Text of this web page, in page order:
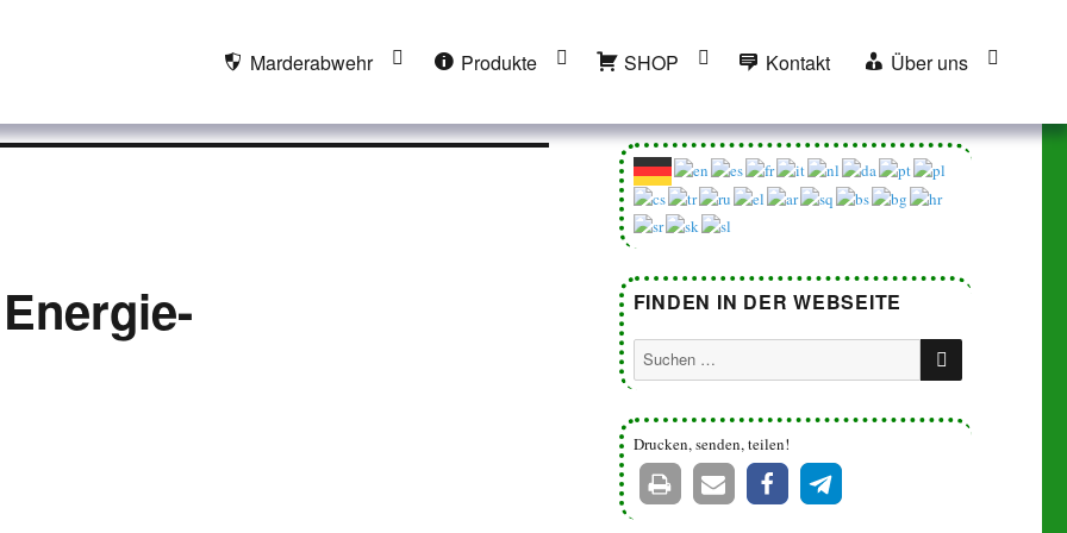
Marderabwehr Produkte SHOP Kontakt Über uns
FINDEN IN DER WEBSEITE
Suchen
nach:
SUCHEN
Drucken, senden, teilen!